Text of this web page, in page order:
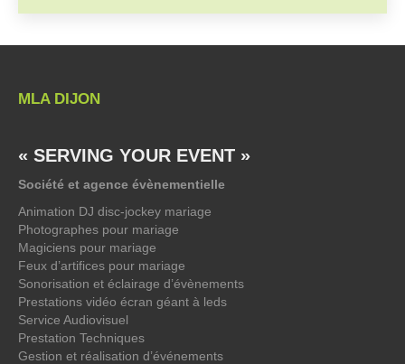
MLA DIJON
« SERVING YOUR EVENT »
Société et agence évènementielle
Animation DJ disc-jockey mariage
Photographes pour mariage
Magiciens pour mariage
Feux d’artifices pour mariage
Sonorisation et éclairage d’évènements
Prestations vidéo écran géant à leds
Service Audiovisuel
Prestation Techniques
Gestion et réalisation d’événements